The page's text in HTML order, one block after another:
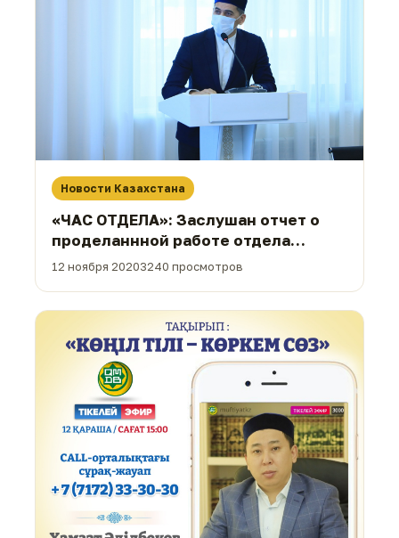
Новости Казахстана
«ЧАС ОТДЕЛА»: Заслушан отчет о
проделаннной работе отдела
проповеди (ФОТО)
12 ноября 20203240 просмотров